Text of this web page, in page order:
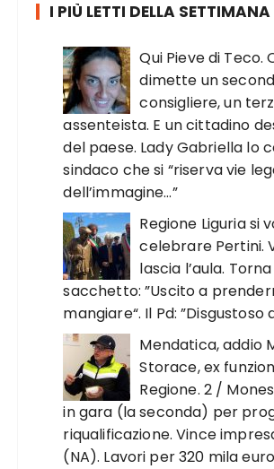
I PIÙ LETTI DELLA SETTIMANA
Qui Pieve di Teco.
dimette un
consigliere, un
assenteista. E un cittadino
del paese. Lady Gabriella lo
sindaco che si “riserva vie
dell’immagine…”
Regione Liguria si
celebrare Pertini.
lascia l’aula.
sacchetto: ”Uscito a
mangiare“. Il Pd: ”Disgustoso
Mendatica, addio
Storace, ex
Regione. 2 /
in gara (la seconda) per
riqualificazione. Vince
(NA). Lavori per 320 mila euro